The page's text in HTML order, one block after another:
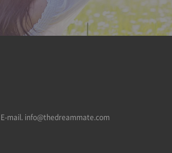
E-mail. info@thedreammate.com